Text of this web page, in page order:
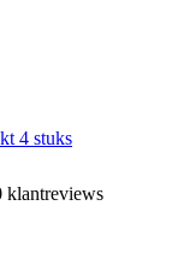
4 stuks
klantreviews